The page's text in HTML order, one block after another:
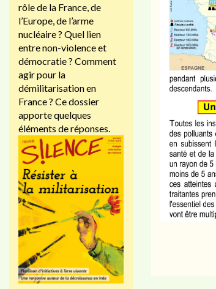
rôle de la France, de
l’Europe, de l’arme
nucléaire ? Quel lien
entre non-violence et
démocratie ? Comment
agir pour la
démilitarisation en
France ? Ce dossier
apporte quelques
éléments de réponses.